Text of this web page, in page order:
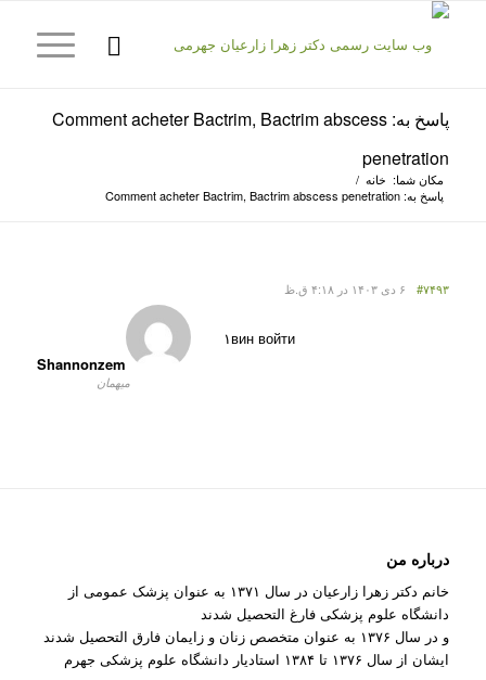
پاسخ به: Comment acheter Bactrim, Bactrim abscess
penetration
مکان شما: خانه /
پاسخ به: Comment acheter Bactrim, Bactrim abscess penetration
۶ دی ۱۴۰۳ در ۴:۱۸ ق.ظ #۷۴۹۳
Shannonzem
میهمان
۱вин войти
درباره من
خانم دکتر زهرا زارعیان در سال ۱۳۷۱ به عنوان پزشک عمومی از
دانشگاه علوم پزشکی فارغ التحصیل شدند
و در سال ۱۳۷۶ به عنوان متخصص زنان و زایمان فارق التحصیل شدند
ایشان از سال ۱۳۷۶ تا ۱۳۸۴ استادیار دانشگاه علوم پزشکی جهرم